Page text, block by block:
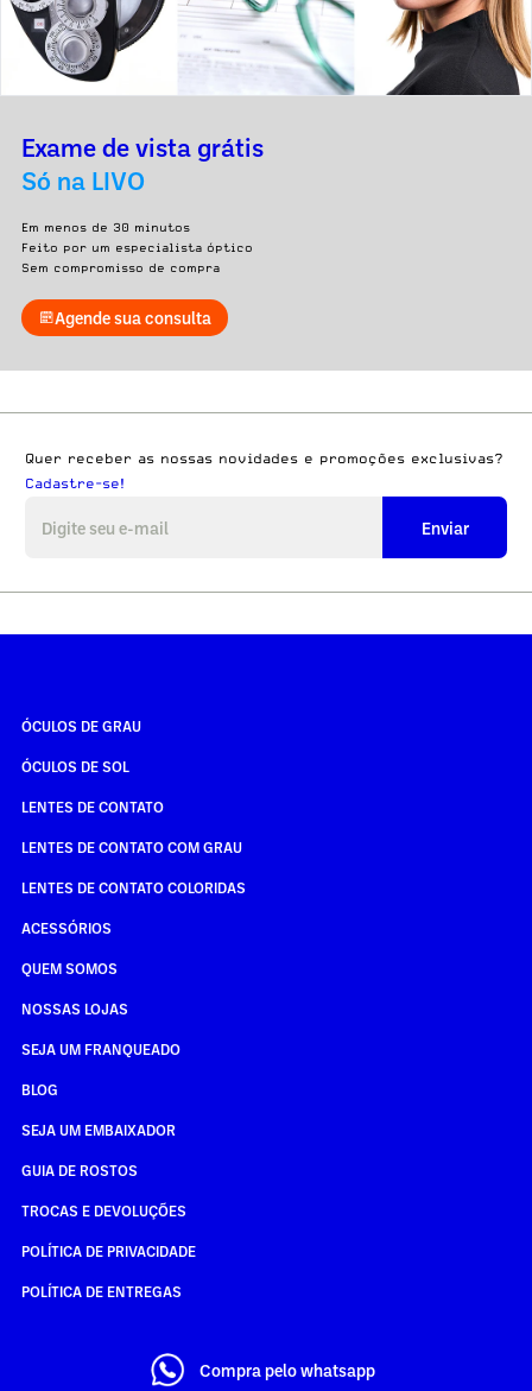
Exame de vista grátis
Só na LIVO
Em menos de 30 minutos
Feito por um especialista óptico
Sem compromisso de compra
Agende sua consulta
Quer receber as nossas novidades e promoções exclusivas?
Cadastre-se!
Enviar
ÓCULOS DE GRAU
ÓCULOS DE SOL
LENTES DE CONTATO
LENTES DE CONTATO COM GRAU
LENTES DE CONTATO COLORIDAS
ACESSÓRIOS
QUEM SOMOS
NOSSAS LOJAS
SEJA UM FRANQUEADO
BLOG
SEJA UM EMBAIXADOR
GUIA DE ROSTOS
TROCAS E DEVOLUÇÕES
POLÍTICA DE PRIVACIDADE
POLÍTICA DE ENTREGAS
Compra pelo whatsapp